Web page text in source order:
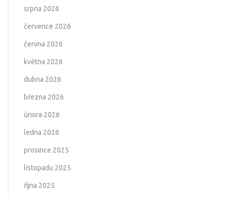
srpna 2026
července 2026
června 2026
května 2026
dubna 2026
března 2026
února 2026
ledna 2026
prosince 2025
listopadu 2025
října 2025